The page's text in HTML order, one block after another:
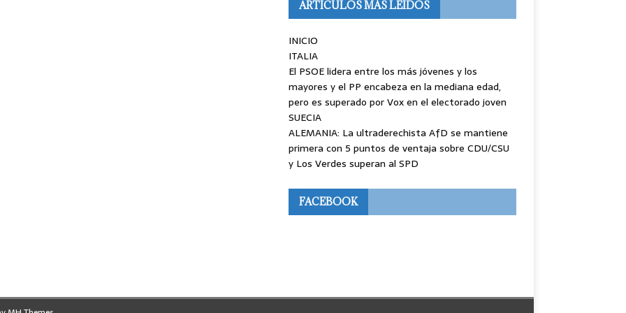
ARTÍCULOS MÁS LEÍDOS
INICIO
ITALIA
El PSOE lidera entre los más jóvenes y los
mayores y el PP encabeza en la mediana edad,
pero es superado por Vox en el electorado joven
SUECIA
ALEMANIA: La ultraderechista AfD se mantiene
primera con 5 puntos de ventaja sobre CDU/CSU
y Los Verdes superan al SPD
FACEBOOK